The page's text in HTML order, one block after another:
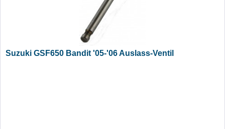
Suzuki GSF650 Bandit '05-'06 Auslass-Ventil